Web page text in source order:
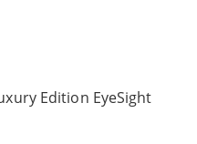
Edition EyeSight